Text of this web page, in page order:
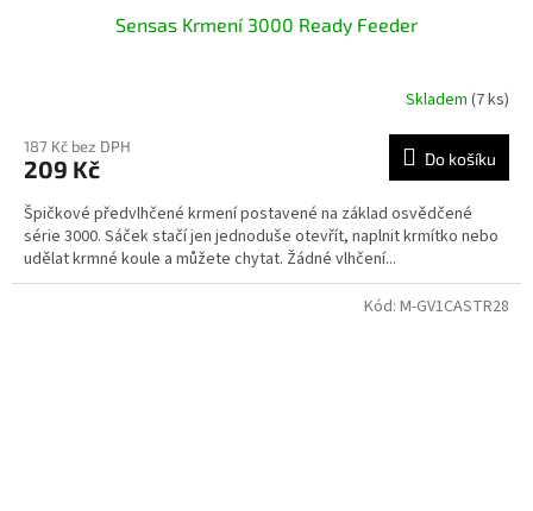
Sensas Krmení 3000 Ready Feeder
Skladem (7 ks)
187 Kč bez DPH
209 Kč Do košíku
Špičkové předvlhčené krmení postavené na základ osvědčené
série 3000. Sáček stačí jen jednoduše otevřít, naplnit krmítko nebo
udělat krmné koule a můžete chytat. Žádné vlhčení...
Kód: M-GV1CASTR28